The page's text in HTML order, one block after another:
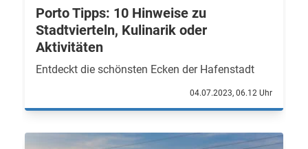
Porto Tipps: 10 Hinweise zu
Stadtvierteln, Kulinarik oder
Aktivitäten
Entdeckt die schönsten Ecken der Hafenstadt
04.07.2023, 06.12 Uhr